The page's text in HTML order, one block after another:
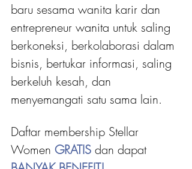
baru sesama wanita karir dan
entrepreneur wanita untuk saling
berkoneksi, berkolaborasi dalam
bisnis, bertukar informasi, saling
berkeluh kesah, dan
menyemangati satu sama lain.
Daftar membership Stellar
Women GRATIS dan dapat